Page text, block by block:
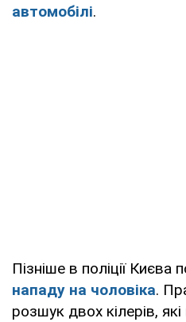
автомобілі.
Пізніше в поліції Києва
нападу на чоловіка.
розшук двох кілерів,